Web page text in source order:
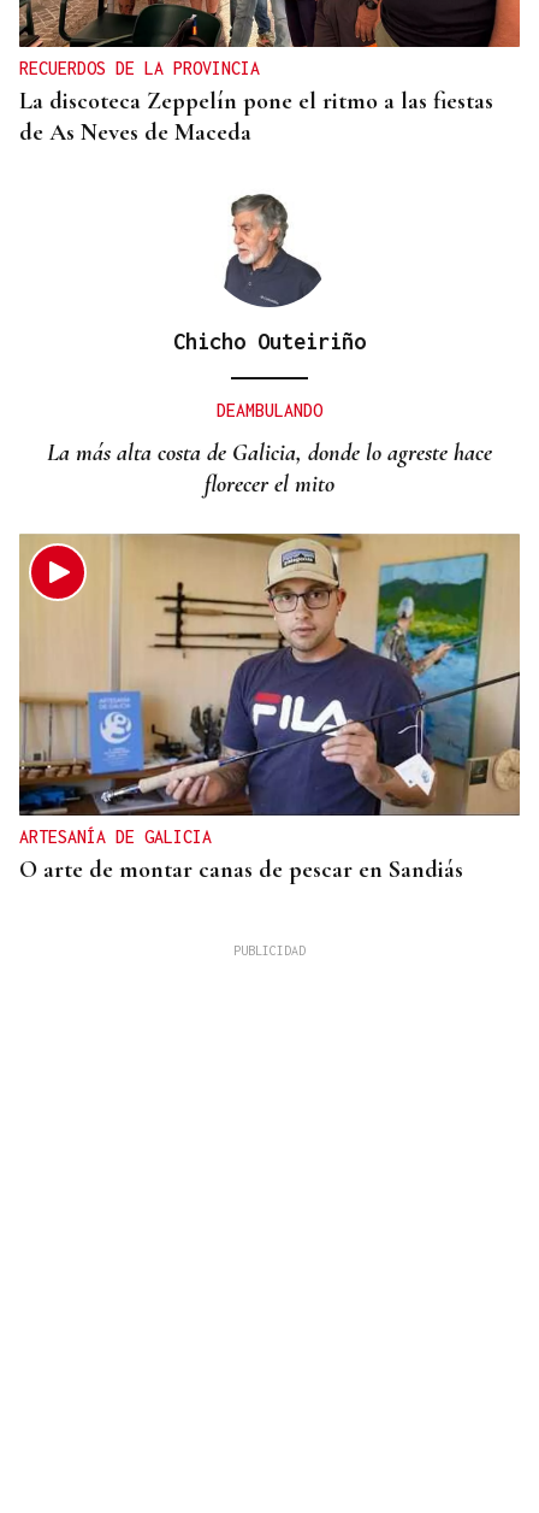
RECUERDOS DE LA PROVINCIA
La discoteca Zeppelín pone el ritmo a las fiestas
de As Neves de Maceda
Chicho Outeiriño
DEAMBULANDO
La más alta costa de Galicia, donde lo agreste hace
florecer el mito
ARTESANÍA DE GALICIA
O arte de montar canas de pescar en Sandiás